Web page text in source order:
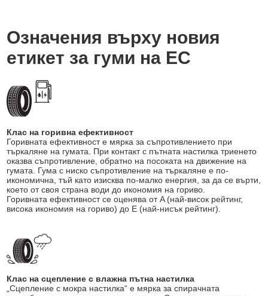
Означения върху новия
етикет за гуми на ЕС
Клас на горивна ефективност
Горивната ефективност е мярка за съпротивлението при
търкаляне на гумата. При контакт с пътната настилка триенето
оказва съпротивление, обратно на посоката на движение на
гумата. Гума с ниско съпротивление на търкаляне е по-
икономична, тъй като изисква по-малко енергия, за да се върти,
което от своя страна води до икономия на гориво.
Горивната ефективност се оценява от A (най-висок рейтинг,
висока икономия на гориво) до E (най-нисък рейтинг).
Клас на сцепление с влажна пътна настилка
„Сцепление с мокра настилка“ е мярка за спирачната